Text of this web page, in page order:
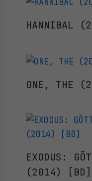
HANNIBAL
ONE, THE
EXODUS:
(2014) [BD]